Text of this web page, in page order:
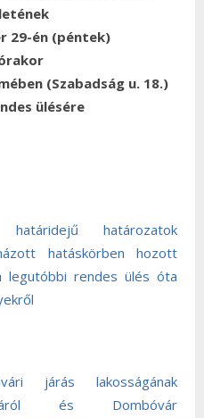
29-én (péntek)
(Szabadság u. 18.)
ülésére
határozatok
hatáskörben hozott
legutóbbi rendes ülés óta
járás lakosságának
és Dombóvár